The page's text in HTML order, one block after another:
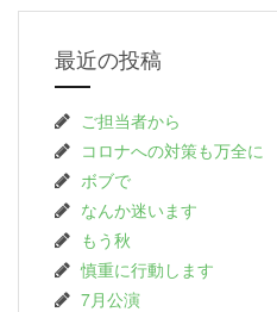
最近の投稿
ご担当者から
コロナへの対策も万全に
ボブで
なんか迷います
もう秋
慎重に行動します
7月公演